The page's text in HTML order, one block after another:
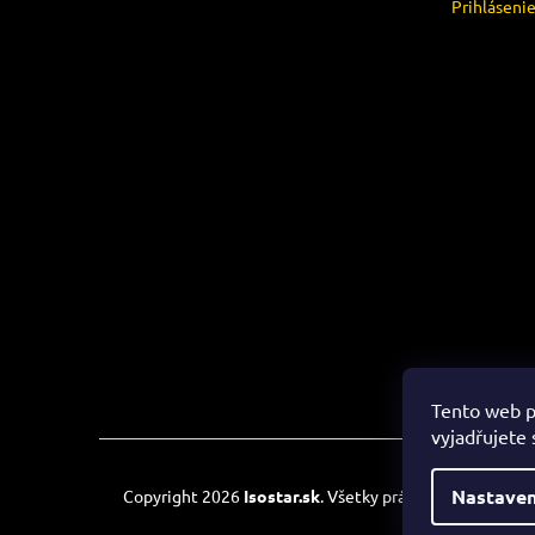
Tento web
vyjadřujete
Prihlásenie
Copyright 2026 Isostar.sk. Všetky práva vyhradené.